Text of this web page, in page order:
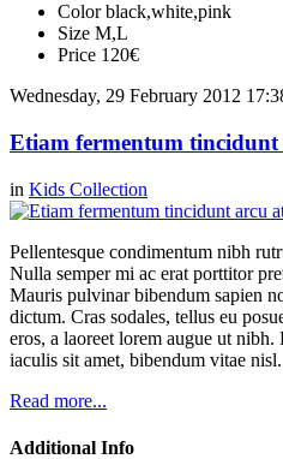
Color black,white,pink
Size M,L
Price 120€
Wednesday, 29 February 2012
Etiam fermentum
in Kids Collection
Pellentesque condimentum nibh
Nulla semper mi ac erat porttitor
Mauris pulvinar bibendum sapien
dictum. Cras sodales, tellus eu
eros, a laoreet lorem augue ut
iaculis sit amet, bibendum vitae nisl.
Read more...
Additional Info